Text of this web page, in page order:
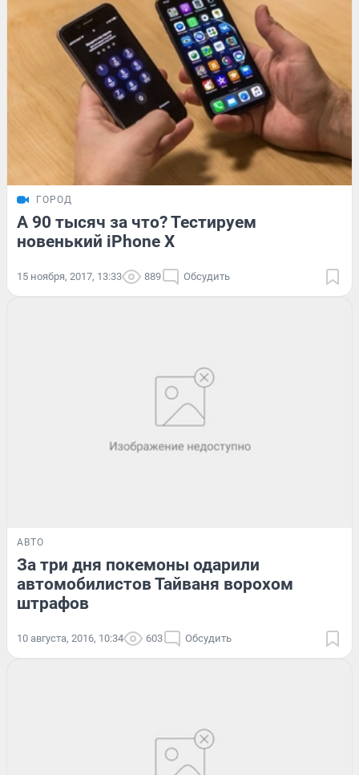
ГОРОД
А 90 тысяч за что? Тестируем
новенький iPhone X
15 ноября, 2017, 13:33 889 Обсудить
АВТО
За три дня покемоны одарили
автомобилистов Тайваня ворохом
штрафов
10 августа, 2016, 10:34 603 Обсудить